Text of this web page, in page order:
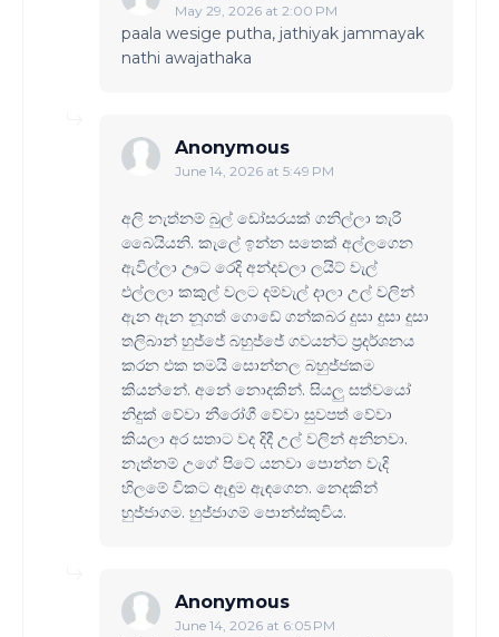
May 29, 2026 at 2:00 PM
paala wesige putha, jathiyak jammayak
nathi awajathaka
Anonymous
June 14, 2026 at 5:49 PM
අලි නැත්නම් බුල් ඩෝසරයක් ගනිල්ලා තැරි
බෛයියනි. කැලේ ඉන්න සතෙක් අල්ලගෙන
ඇවිල්ලා ඌට රෙදි අන්දවලා ලයිට් වැල්
එල්ලලා කකුල් වලට දම්වැල් දාලා උල් වලින්
ඇන ඇන නූගත් ගොඩේ ගන්කබර දුසා දුසා දුසා
තලිබාන් හුජ්ජේ බහුජ්ජේ ගවයන්ට ප්‍රදර්ශනය
කරන එක තමයි සොන්නල බහුජ්ජකම
කියන්නේ. අනේ නොදකින්. සියලු සත්වයෝ
නිදුක් වේවා නීරෝගී වේවා සුවපත් වේවා
කියලා අර සතාට වද දිදී උල් වලින් අනිනවා.
නැත්නම් උගේ පිටේ යනවා පොන්න වැදි
හිලමේ විකට ඇඳුම ඇඳගෙන. නෙදකින්
හුජ්ජාගම. හුජ්ජාගම් පොන්ස්කුචිය.
Anonymous
June 14, 2026 at 6:05 PM